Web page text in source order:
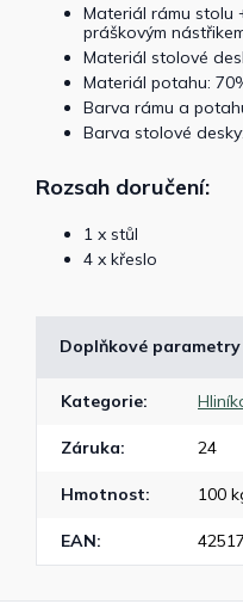
Materiál rámu stolu
práškovým
Materiál stolové
Materiál potahu:
Barva rámu a
Barva stolové
Rozsah doručení:
1 x stůl
4 x křeslo
Doplňkové parametry
Kategorie:
Záruka: 24
Hmotnost: 100
EAN: